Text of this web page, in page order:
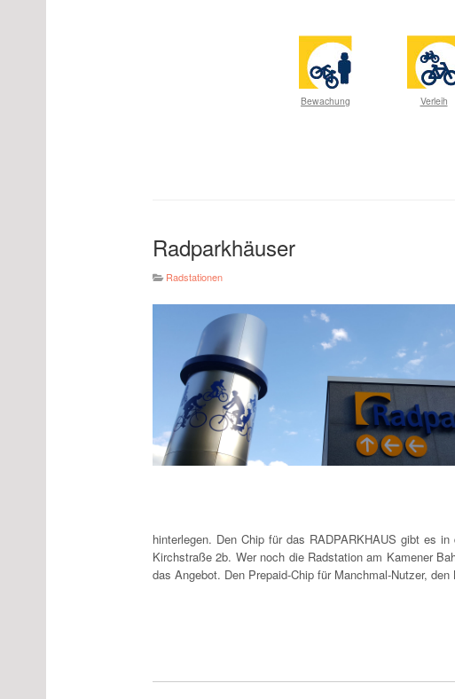
Bewachung Verleih
Radparkhäuser
Radstationen
hinterlegen. Den Chip für das RADPARKHAUS gibt es
Kirchstraße 2b. Wer noch die Radstation am Kamener
das Angebot. Den Prepaid-Chip für Manchmal-Nutzer,